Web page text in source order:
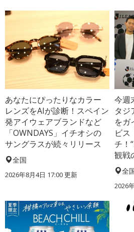
あなたにぴったりなカラー
レンズをAIが診断！スペイン
発アイウェアブランドなど
「OWNDAYS」イチオシの
サングラスが続々リリース
全国
2026年8月4日 17:00更新
今週
タジ
をガ
ビス
チ！
観戦
全
2026